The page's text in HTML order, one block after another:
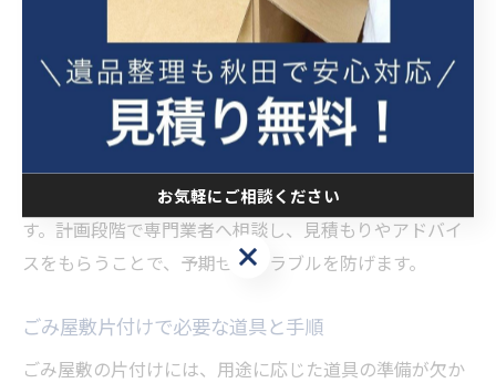
特に上小阿仁村のように交通や処分場の立地に特徴があ
る地域では、搬出や回収のタイミングを事前に調整して
おくと、効率的に作業を進められます。さらに、家族や
周囲の協力を得ることで、心身の負担を軽減できます。
に作業内容を分けるなど、段階的に進める方法が有効で
す。計画段階で専門業者へ相談し、見積もりやアドバイ
スをもらうことで、予期せぬトラブルを防げます。
ごみ屋敷片付けで必要な道具と手順
ごみ屋敷の片付けには、用途に応じた道具の準備が欠か
お気軽にご相談ください
お気軽にご相談ください